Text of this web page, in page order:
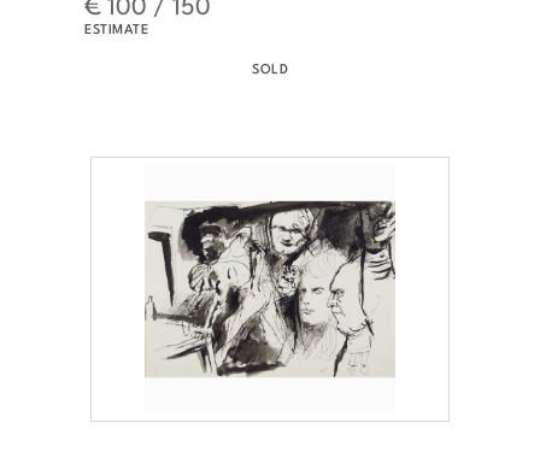
ESTIMATE
SOLD